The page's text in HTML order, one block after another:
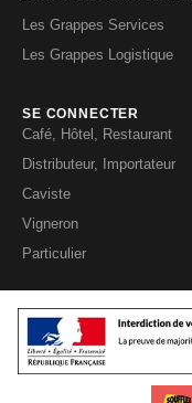
Les Grappes Services
Les Grappes Logistique
SE CONNECTER
Café, Hôtel, Restaurant
Distributeur, Importateur
Caviste
Vigneron
Particulier